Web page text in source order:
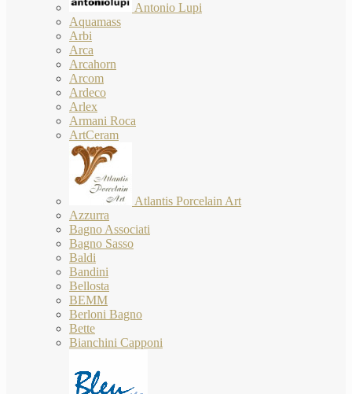
Antonio Lupi
Aquamass
Arbi
Arca
Arcahorn
Arcom
Ardeco
Arlex
Armani Roca
ArtCeram
Atlantis Porcelain Art
Azzurra
Bagno Associati
Bagno Sasso
Baldi
Bandini
Bellosta
BEMM
Berloni Bagno
Bette
Bianchini Capponi